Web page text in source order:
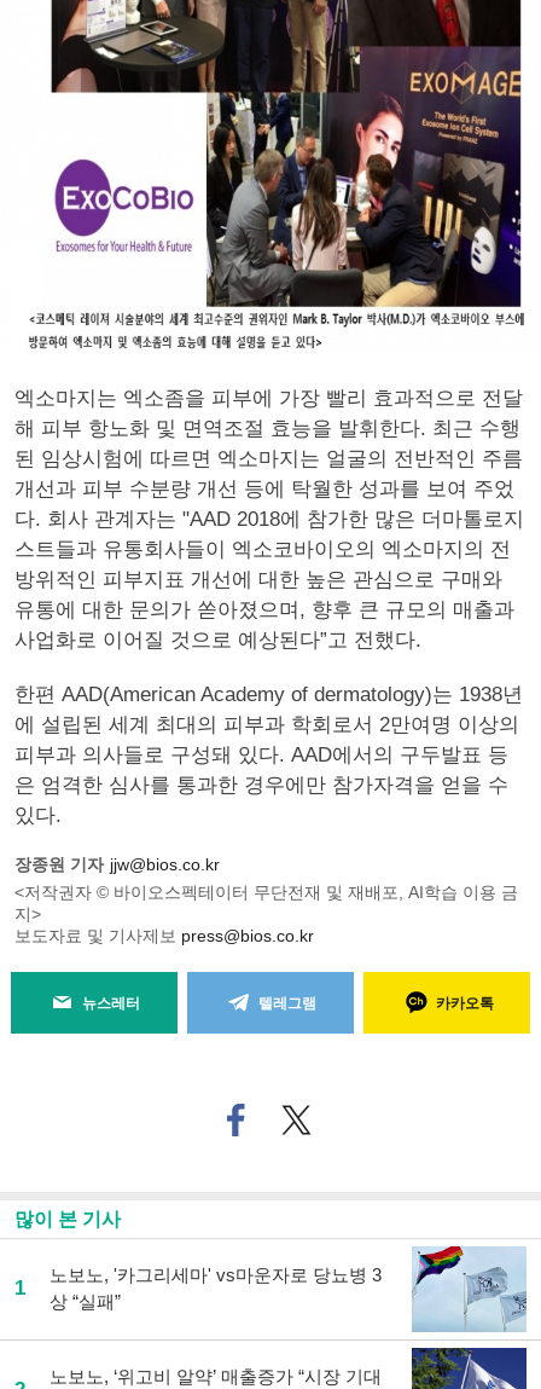
엑소마지는 엑소좀을 피부에 가장 빨리 효과적으로 전달
해 피부 항노화 및 면역조절 효능을 발휘한다. 최근 수행
된 임상시험에 따르면 엑소마지는 얼굴의 전반적인 주름
개선과 피부 수분량 개선 등에 탁월한 성과를 보여 주었
다. 회사 관계자는 "AAD 2018에 참가한 많은 더마톨로지
스트들과 유통회사들이 엑소코바이오의 엑소마지의 전
방위적인 피부지표 개선에 대한 높은 관심으로 구매와
유통에 대한 문의가 쏟아졌으며, 향후 큰 규모의 매출과
사업화로 이어질 것으로 예상된다”고 전했다.
한편 AAD(American Academy of dermatology)는 1938년
에 설립된 세계 최대의 피부과 학회로서 2만여명 이상의
피부과 의사들로 구성돼 있다. AAD에서의 구두발표 등
은 엄격한 심사를 통과한 경우에만 참가자격을 얻을 수
있다.
장종원 기자 jjw@bios.co.kr
<저작권자 © 바이오스펙테이터 무단전재 및 재배포, AI학습 이용 금
지>
보도자료 및 기사제보 press@bios.co.kr
뉴스레터 텔레그램 카카오톡
페
이
기
사
공
트위
터로
많이 본 기사
1
노보노, '카그리세마' vs마운자로 당뇨병 3
상 “실패”
노보노, ‘위고비 알약’ 매출증가 “시장 기대